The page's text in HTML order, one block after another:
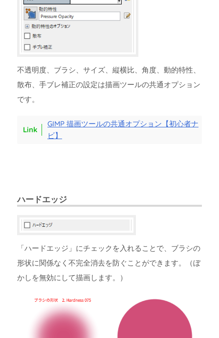
不透明度、ブラシ、サイズ、縦横比、角度、動的特性、
散布、手ブレ補正の設定は描画ツールの共通オプション
です。
GIMP 描画ツールの共通オプション【初心者ナ
ビ】
ハードエッジ
「ハードエッジ」にチェックを入れることで、ブラシの
形状に関係なく不完全消去を防ぐことができます。（ぼ
かしを無効にして描画します。）